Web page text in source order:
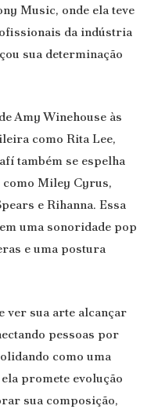
Music, onde ela teve
da indústria
sua determinação
Amy Winehouse às
como Rita Lee,
também se espelha
como Miley Cyrus,
e Rihanna. Essa
uma sonoridade pop
e uma postura
ver sua arte alcançar
pessoas por
como uma
promete evolução
sua composição,